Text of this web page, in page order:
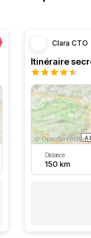
Clara CTO
Distance
150 km